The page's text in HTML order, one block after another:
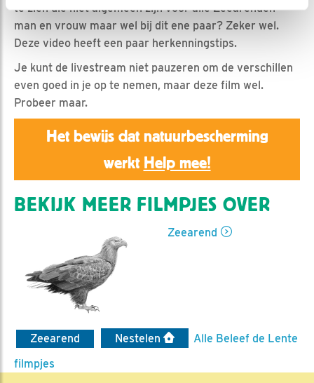
te zien die niet algemeen zijn voor alle Zeearenden
man en vrouw maar wel bij dit ene paar? Zeker wel.
Deze video heeft een paar herkenningstips.
Je kunt de livestream niet pauzeren om de verschillen
even goed in je op te nemen, maar deze film wel.
Probeer maar.
Het bewijs dat natuurbescherming
werkt Help mee!
BEKIJK MEER FILMPJES OVER
Zeearend
Zeearend Nestelen
Alle Beleef de Lente
filmpjes